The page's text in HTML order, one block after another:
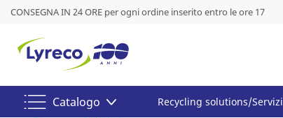
CONSEGNA IN 24 ORE per ogni ordine inserito entro le ore 17
Catalogo Recycling solutions/Servizi